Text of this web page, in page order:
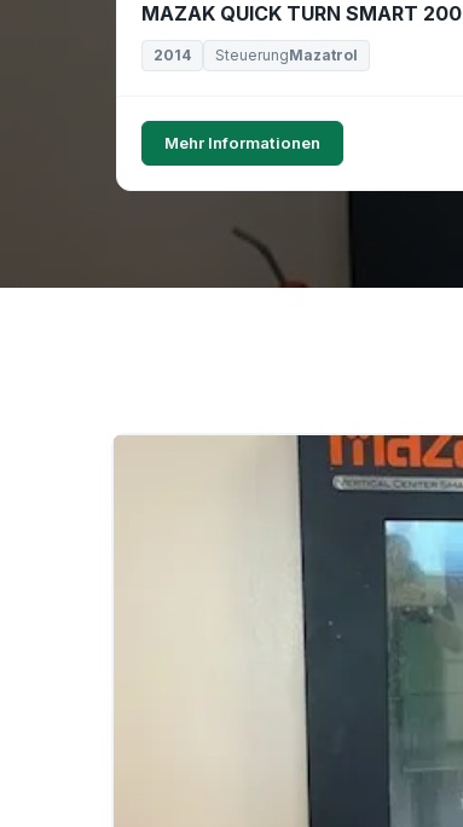
MAZAK QUICK TURN SMART 200
2014 SteuerungMazatrol
Mehr Informationen